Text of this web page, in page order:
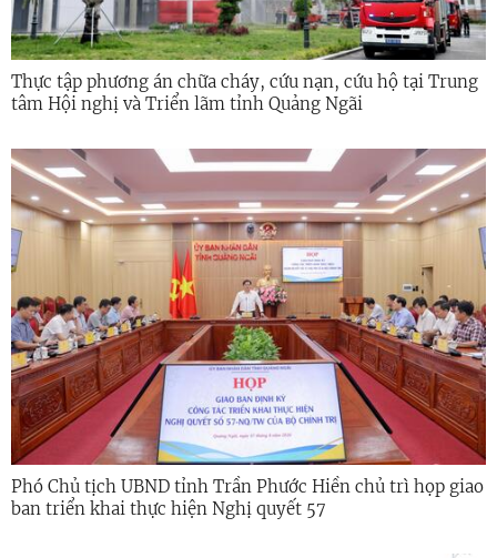
Thực tập phương án chữa cháy, cứu nạn, cứu hộ tại Trung
tâm Hội nghị và Triển lãm tỉnh Quảng Ngãi
Phó Chủ tịch UBND tỉnh Trần Phước Hiền chủ trì họp giao
ban triển khai thực hiện Nghị quyết 57